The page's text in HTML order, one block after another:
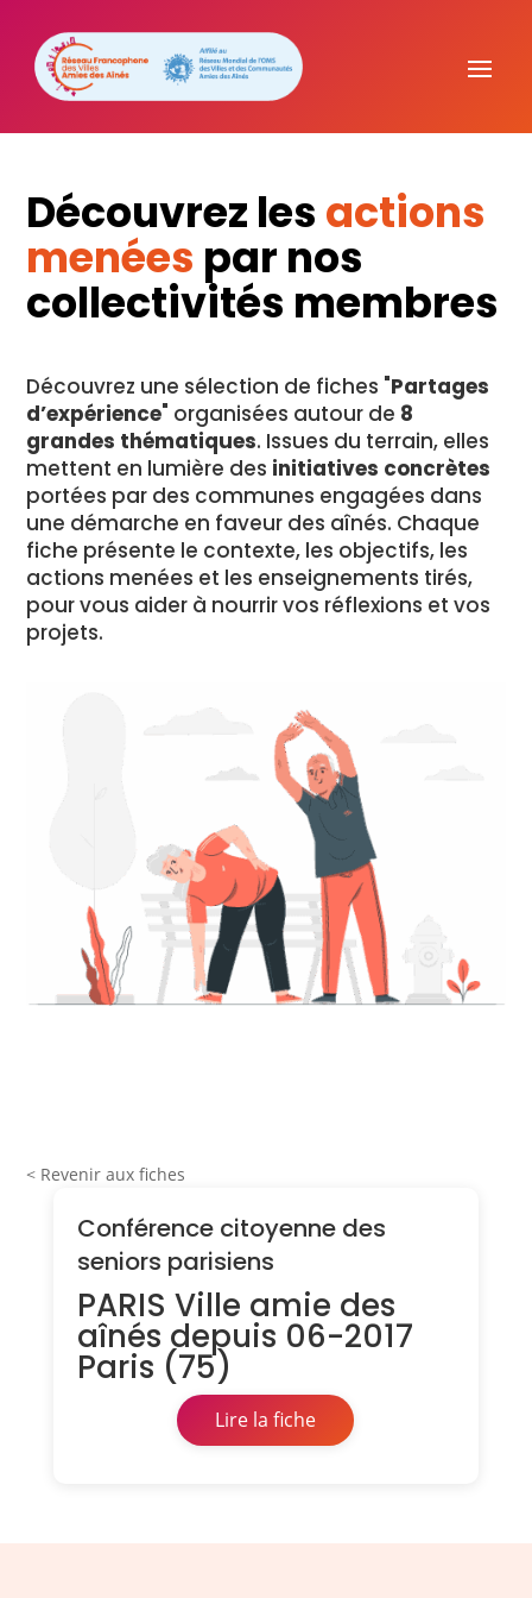
Découvrez les actions
menées par nos
collectivités membres
Découvrez une sélection de fiches "Partages
d’expérience" organisées autour de 8
grandes thématiques. Issues du terrain, elles
mettent en lumière des initiatives concrètes
portées par des communes engagées dans
une démarche en faveur des aînés. Chaque
fiche présente le contexte, les objectifs, les
actions menées et les enseignements tirés,
pour vous aider à nourrir vos réflexions et vos
projets.
< Revenir aux fiches
Conférence citoyenne des
seniors parisiens
PARIS Ville amie des
aînés depuis 06-2017
Paris (75)
Lire la fiche